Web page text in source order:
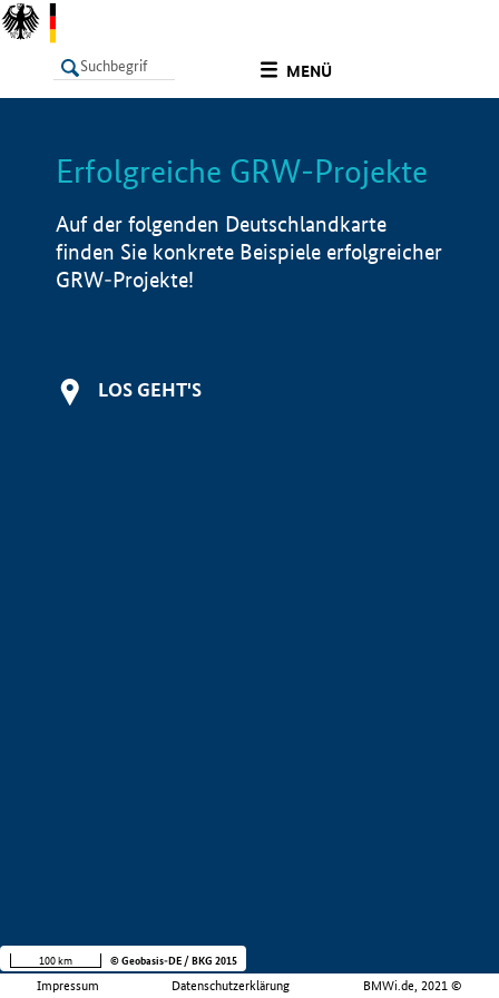
MENÜ
LISTE Info
Erfolgreiche GRW-Projekte
Auf der folgenden Deutschlandkarte
finden Sie konkrete Beispiele erfolgreicher
GRW-Projekte!
LOS GEHT'S
Impressum Datenschutzerklärung BMWi.de, 2021 ©
100 km © Geobasis-DE / BKG 2015